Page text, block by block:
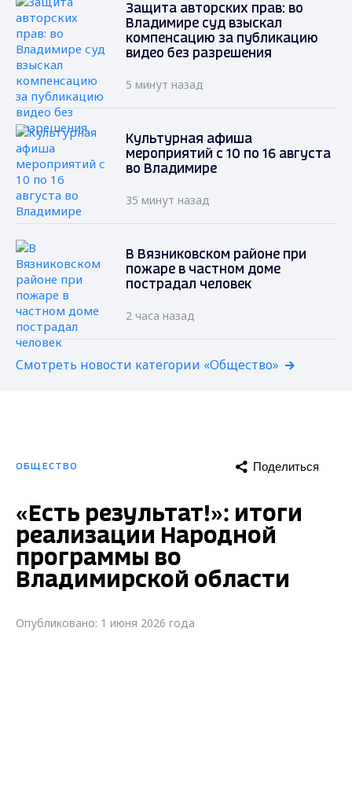
Защита авторских прав: во
Владимире суд взыскал
компенсацию за публикацию
видео без разрешения
5 минут назад
Культурная афиша
мероприятий с 10 по 16 августа
во Владимире
35 минут назад
В Вязниковском районе при
пожаре в частном доме
пострадал человек
2 часа назад
Смотреть новости категории «Общество»
ОБЩЕСТВО Поделиться
«Есть результат!»: итоги
реализации Народной
программы во
Владимирской области
Опубликовано: 1 июня 2026 года